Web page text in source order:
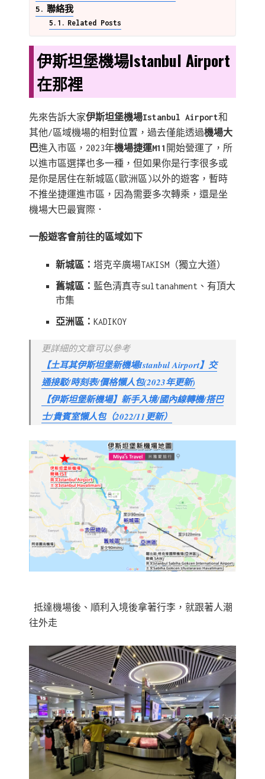
聯絡我
Related Posts
伊斯坦堡機場Istanbul Airport
在那裡
先來告訴大家伊斯坦堡機場Istanbul Airport和
其他/區域機場的相對位置，過去僅能透過機場大
巴進入市區，2023年機場捷運M11 開始營運了，所
以進市區選擇也多一種，但如果你是行李很多或
是你是居住在新城區(歐洲區)以外的遊客，暫時
不推坐捷運進市區，因為需要多次轉乘，還是坐
機場大巴最實際．
一般遊客會前往的區域如下
新城區： 塔克辛廣場TAKISM（獨立大道）
舊城區： 藍色清真寺sultanahment、有頂大
市集
亞洲區： KADIKOY
更詳細的文章可以參考
【土耳其伊斯坦堡新機場Istanbul Airport】交
通接駁/時刻表/價格懶人包(2023年更新)
【伊斯坦堡新機場】新手入境/國內線轉機/搭巴
士/貴賓室懶人包（2022/11更新）
抵達機場後、順利入境後拿著行李，就跟著人潮
往外走